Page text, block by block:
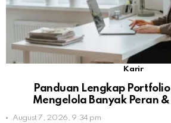
Karir
Panduan Lengkap
Mengelola Banyak Peran
August 7, 2026, 9:34 pm